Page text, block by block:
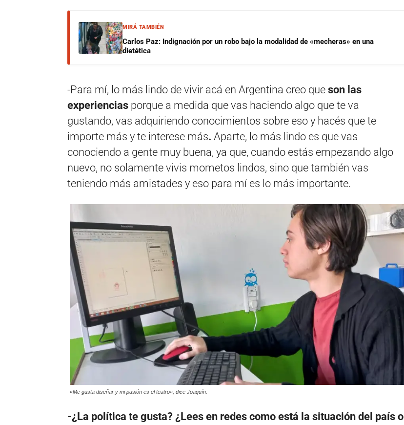
MIRÁ TAMBIÉN
Carlos Paz: Indignación por un robo bajo la modalidad de «mecheras» en una
dietética
-Para mí, lo más lindo de vivir acá en Argentina creo que son las
experiencias porque a medida que vas haciendo algo que te va
gustando, vas adquiriendo conocimientos sobre eso y hacés que te
importe más y te interese más. Aparte, lo más lindo es que vas
conociendo a gente muy buena, ya que, cuando estás empezando algo
nuevo, no solamente vivis mometos lindos, sino que también vas
teniendo más amistades y eso para mí es lo más importante.
«Me gusta diseñar y mi pasión es el teatro», dice Joaquín.
-¿La política te gusta? ¿Lees en redes como está la situación del país o